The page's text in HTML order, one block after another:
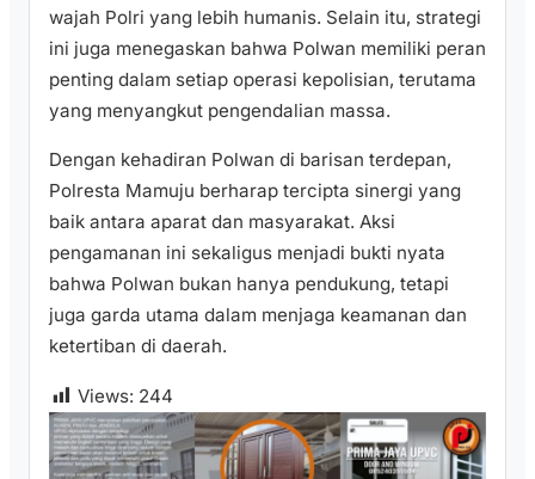
wajah Polri yang lebih humanis. Selain itu, strategi
ini juga menegaskan bahwa Polwan memiliki peran
penting dalam setiap operasi kepolisian, terutama
yang menyangkut pengendalian massa.
Dengan kehadiran Polwan di barisan terdepan,
Polresta Mamuju berharap tercipta sinergi yang
baik antara aparat dan masyarakat. Aksi
pengamanan ini sekaligus menjadi bukti nyata
bahwa Polwan bukan hanya pendukung, tetapi
juga garda utama dalam menjaga keamanan dan
ketertiban di daerah.
Views: 244